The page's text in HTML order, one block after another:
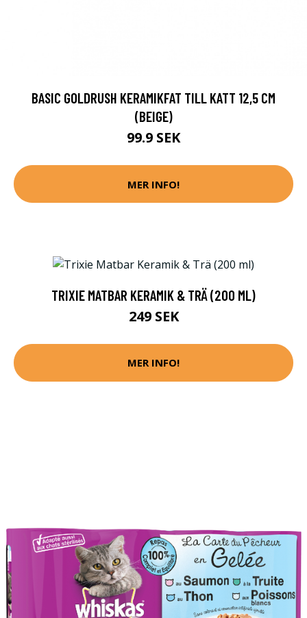
BASIC GOLDRUSH KERAMIKFAT TILL KATT 12,5 CM
(BEIGE)
99.9 SEK
MER INFO!
TRIXIE MATBAR KERAMIK & TRÄ (200 ML)
249 SEK
MER INFO!